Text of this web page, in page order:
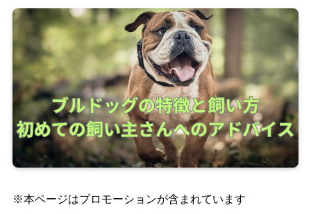
※本ページはプロモーションが含まれています